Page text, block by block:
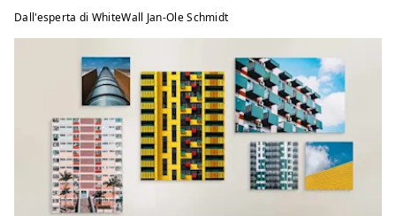
Dall'esperta di WhiteWall Jan-Ole Schmidt